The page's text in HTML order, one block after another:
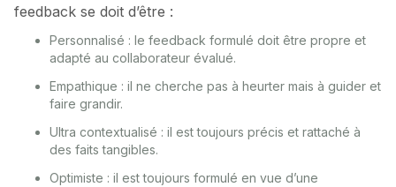
feedback se doit d’être :
Personnalisé : le feedback formulé doit être propre et
adapté au collaborateur évalué.
Empathique : il ne cherche pas à heurter mais à guider et
faire grandir.
Ultra contextualisé : il est toujours précis et rattaché à
des faits tangibles.
Optimiste : il est toujours formulé en vue d’une